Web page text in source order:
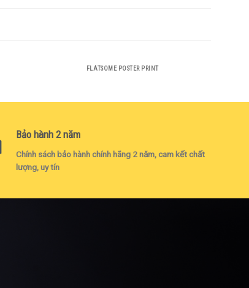
FLATSOME POSTER PRINT
Bảo hành 2 năm
Chính sách bảo hành chính hãng 2 năm, cam kết chất
lượng, uy tín